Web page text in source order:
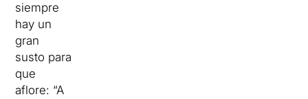
siempre
hay un
gran
susto para
que
aflore: “A